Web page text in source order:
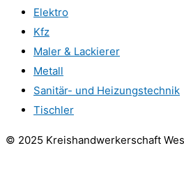
Elektro
Kfz
Maler & Lackierer
Metall
Sanitär- und Heizungstechnik
Tischler
© 2025 Kreishandwerkerschaft